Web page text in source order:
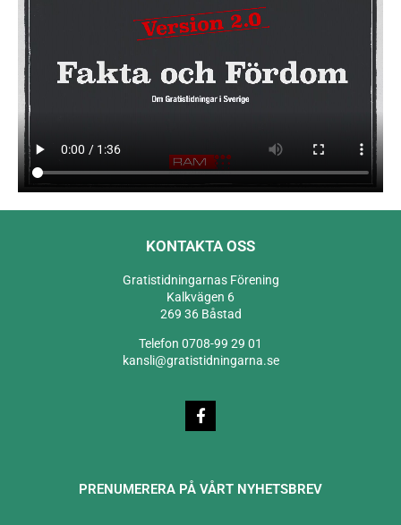
KONTAKTA OSS
Gratistidningarnas Förening
Kalkvägen 6
269 36 Båstad
Telefon 0708-99 29 01
kansli@gratistidningarna.se
PRENUMERERA PÅ VÅRT NYHETSBREV